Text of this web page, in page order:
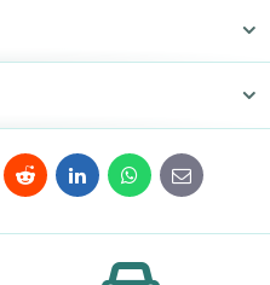
RedditLinkedInWhatsApp
E-
mail